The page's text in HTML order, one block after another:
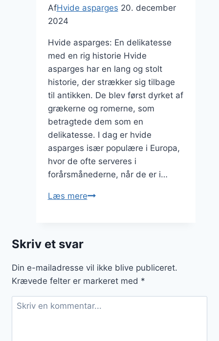
AfHvide asparges 20. december
2024
Hvide asparges: En delikatesse
med en rig historie Hvide
asparges har en lang og stolt
historie, der strækker sig tilbage
til antikken. De blev først dyrket af
grækerne og romerne, som
betragtede dem som en
delikatesse. I dag er hvide
asparges især populære i Europa,
hvor de ofte serveres i
forårsmånederne, når de er i…
Læs mereHvide
Skriv et svar
Din e-mailadresse vil ikke blive publiceret.
Krævede felter er markeret med *